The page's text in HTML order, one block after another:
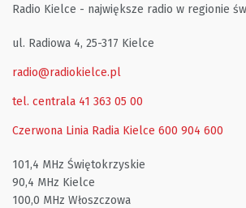
Radio Kielce - największe radio w regionie
ul. Radiowa 4, 25-317 Kielce
radio@radiokielce.pl
tel. centrala 41 363 05 00
Czerwona Linia Radia Kielce 600 904 600
101,4 MHz Świętokrzyskie
90,4 MHz Kielce
100,0 MHz Włoszczowa